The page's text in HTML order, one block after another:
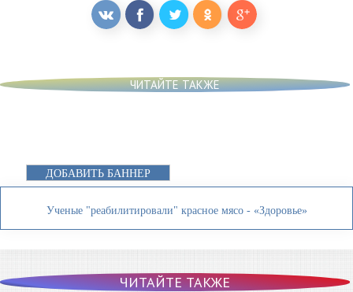
ЧИТАЙТЕ ТАКЖЕ
ДОБАВИТЬ БАННЕР
Ученые "реабилитировали" красное мясо - «Здоровье»
ЧИТАЙТЕ ТАКЖЕ